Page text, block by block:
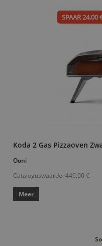
SPAAR 24,00
Koda 2 Gas Pizzaoven
Ooni
Cataloguswaarde: 449,00 €
Meer